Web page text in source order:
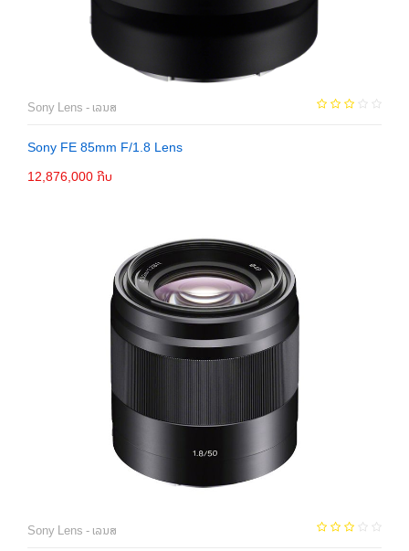
Sony Lens - ເລນສ
Sony FE 85mm F/1.8 Lens
12,876,000 ກີບ
ຕິດຕໍ່
Sony Lens - ເລນສ